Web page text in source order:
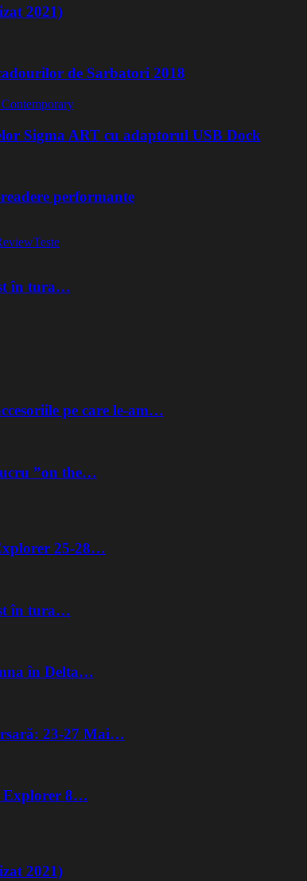
2021)
de Sarbatori 2018
Sigma ART cu adaptorul USB Dock
performante
Teste
în tura…
pe care le-am…
”on the…
25-28…
în tura…
în Delta…
23-27 Mai…
Explorer 8…
2021)